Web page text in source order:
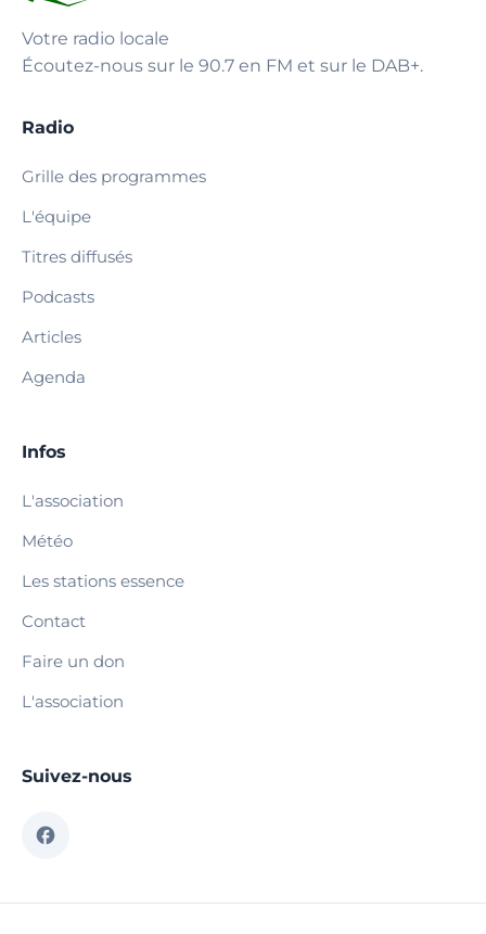
Votre radio locale
Écoutez-nous sur le 90.7 en FM et sur le DAB+.
Radio
Grille des programmes
L'équipe
Titres diffusés
Podcasts
Articles
Agenda
Infos
L'association
Météo
Les stations essence
Contact
Faire un don
L'association
Suivez-nous